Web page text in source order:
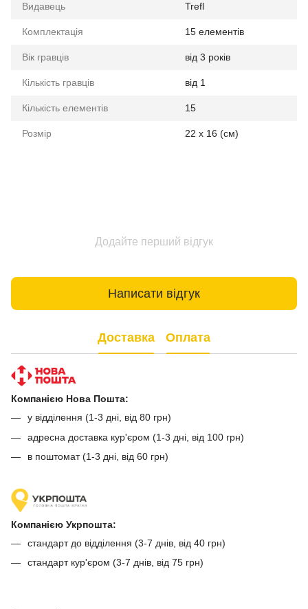
Видавець Trefl
Комплектація 15 елементів
Вік гравців від 3 років
Кількість гравців від 1
Кількість елементів 15
Розмір 22 x 16 (см)
Додайте перший відгук
Написати відгук
Доставка Оплата
Компанією Нова Пошта:
у відділення (1-3 дні, від 80 грн)
адресна доставка кур'єром (1-3 дні, від 100 грн)
в поштомат (1-3 дні, від 60 грн)
Компанією Укрпошта:
стандарт до відділення (3-7 днів, від 40 грн)
стандарт кур'єром (3-7 днів, від 75 грн)